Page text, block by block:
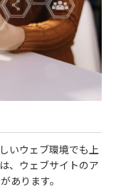
いウェブ環境でも上
、ウェブサイトのア
あります。